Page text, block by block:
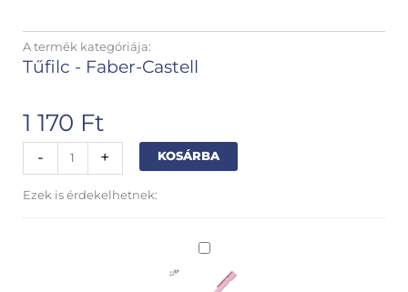
A termék kategóriája:
Tűfilc - Faber-Castell
1 170 Ft
-
Fineliner
-
+ KOSÁRBA
Ezek is érdekelhetnek:
Raymay
ceruza